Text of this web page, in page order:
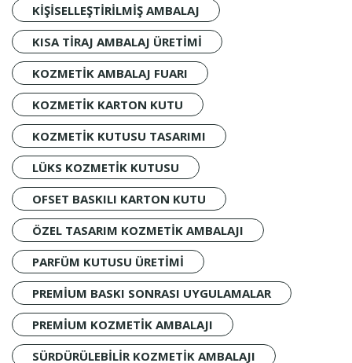
KIŞISELLEŞTIRILMIŞ AMBALAJ
KISA TIRAJ AMBALAJ ÜRETIMI
KOZMETIK AMBALAJ FUARI
KOZMETIK KARTON KUTU
KOZMETIK KUTUSU TASARIMI
LÜKS KOZMETIK KUTUSU
OFSET BASKILI KARTON KUTU
ÖZEL TASARIM KOZMETIK AMBALAJI
PARFÜM KUTUSU ÜRETIMI
PREMIUM BASKI SONRASI UYGULAMALAR
PREMIUM KOZMETIK AMBALAJI
SÜRDÜRÜLEBILIR KOZMETIK AMBALAJI